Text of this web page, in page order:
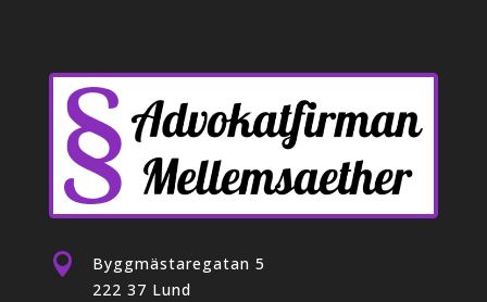

Byggmästaregatan 5
222 37 Lund